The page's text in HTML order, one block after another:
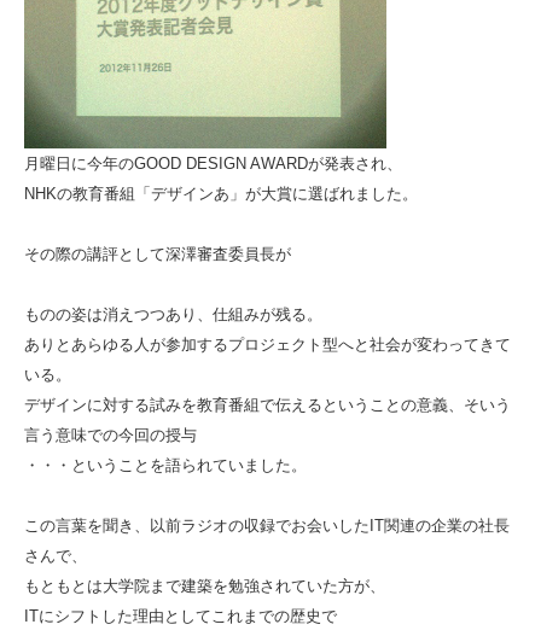
月曜日に今年のGOOD DESIGN AWARDが発表され、
NHKの教育番組 「デザインあ」が大賞に選ばれました。
その際の講評として深澤審査委員長が
ものの姿は消えつつあり、仕組みが残る。
ありとあらゆる人が参加するプロジェクト型へと社会が変わってきて
いる。
デザインに対する試みを教育番組で伝えるという ことの意義、そいう
言う意味での今回の授与
・・・ということを語られていました。
この言葉を聞き、以前ラジオの収録でお会いしたIT関連の企業の社長
さんで、
もともとは大学院まで建築を勉強されていた方が、
ITにシフトした理由としてこれまでの歴史で